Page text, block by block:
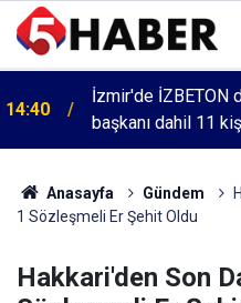
14:40
İzmir'de İZBETON
başkanı dahil 11
Anasayfa Gündem
1 Sözleşmeli Er Şehit Oldu
Hakkari'den Son